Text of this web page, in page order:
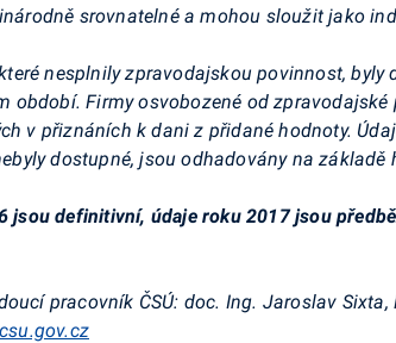
srovnatelné a mohou sloužit jako
nesplnily zpravodajskou povinnost,
období. Firmy osvobozené od
v přiznáních k dani z přidané hodnoty.
dostupné, jsou odhadovány na
jsou definitivní, údaje roku 2017 jsou
pracovník ČSÚ: doc. Ing. Jaroslav Sixta,